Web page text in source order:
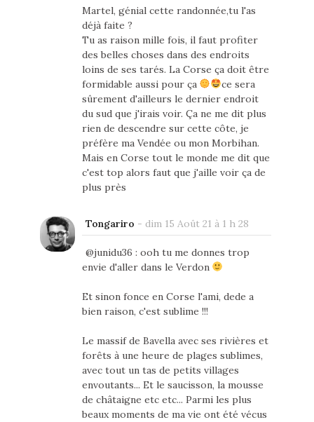
Martel, génial cette randonnée,tu l'as
déjà faite ?
Tu as raison mille fois, il faut profiter
des belles choses dans des endroits
loins de ses tarés. La Corse ça doit être
formidable aussi pour ça
ce sera
sûrement d'ailleurs le dernier endroit
du sud que j'irais voir. Ça ne me dit plus
rien de descendre sur cette côte, je
préfère ma Vendée ou mon Morbihan.
Mais en Corse tout le monde me dit que
c'est top alors faut que j'aille voir ça de
plus près
Tongariro - dim 15 Août 21 à 1 h 28
@junidu36 : ooh tu me donnes trop
envie d'aller dans le Verdon
Et sinon fonce en Corse l'ami, dede a
bien raison, c'est sublime !!!
Le massif de Bavella avec ses rivières et
forêts à une heure de plages sublimes,
avec tout un tas de petits villages
envoutants... Et le saucisson, la mousse
de châtaigne etc etc... Parmi les plus
beaux moments de ma vie ont été vécus